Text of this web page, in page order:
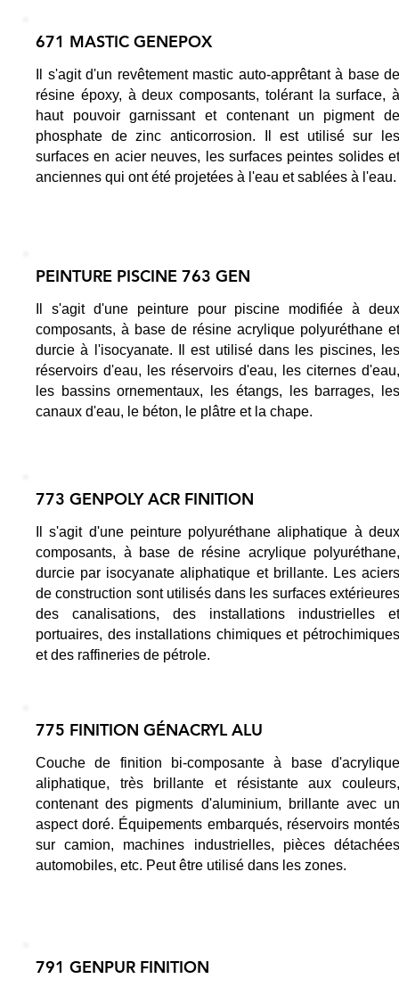
671 MASTIC GENEPOX
Il s'agit d'un revêtement mastic auto-apprêtant à base de
résine époxy, à deux composants, tolérant la surface, à
haut pouvoir garnissant et contenant un pigment de
phosphate de zinc anticorrosion. Il est utilisé sur les
surfaces en acier neuves, les surfaces peintes solides et
anciennes qui ont été projetées à l'eau et sablées à l'eau.
PEINTURE PISCINE 763 GEN
Il s'agit d'une peinture pour piscine modifiée à deux
composants, à base de résine acrylique polyuréthane et
durcie à l'isocyanate. Il est utilisé dans les piscines, les
réservoirs d'eau, les réservoirs d'eau, les citernes d'eau,
les bassins ornementaux, les étangs, les barrages, les
canaux d'eau, le béton, le plâtre et la chape.
773 GENPOLY ACR FINITION
Il s'agit d'une peinture polyuréthane aliphatique à deux
composants, à base de résine acrylique polyuréthane,
durcie par isocyanate aliphatique et brillante. Les aciers
de construction sont utilisés dans les surfaces extérieures
des canalisations, des installations industrielles et
portuaires, des installations chimiques et pétrochimiques
et des raffineries de pétrole.
775 FINITION GÉNACRYL ALU
Couche de finition bi-composante à base d'acrylique
aliphatique, très brillante et résistante aux couleurs,
contenant des pigments d'aluminium, brillante avec un
aspect doré. Équipements embarqués, réservoirs montés
sur camion, machines industrielles, pièces détachées
automobiles, etc. Peut être utilisé dans les zones.
791 GENPUR FINITION